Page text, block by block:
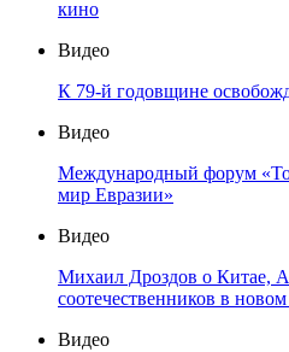
кино
Видео
К 79-й годовщине
Видео
Международный форум
мир Евразии»
Видео
Михаил Дроздов о Китае,
соотечественников в
Видео